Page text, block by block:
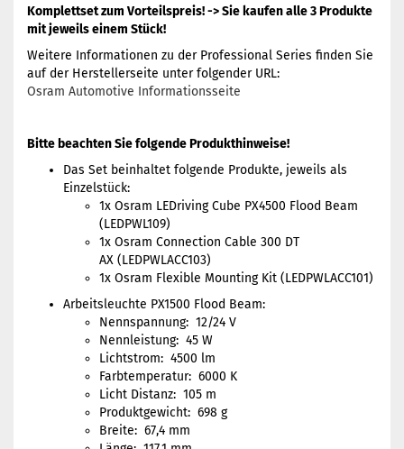
Komplettset zum Vorteilspreis! -> Sie kaufen alle 3 Produkte
mit jeweils einem Stück!
Weitere Informationen zu der Professional Series finden Sie
auf der Herstellerseite unter folgender URL:
Osram Automotive Informationsseite
Bitte beachten Sie folgende Produkthinweise!
Das Set beinhaltet folgende Produkte, jeweils als
Einzelstück:
1x Osram LEDriving Cube PX4500 Flood Beam
(LEDPWL109)
1x Osram Connection Cable 300 DT
AX (LEDPWLACC103)
1x Osram Flexible Mounting Kit (LEDPWLACC101)
Arbeitsleuchte PX1500 Flood Beam:
Nennspannung: 12/24 V
Nennleistung: 45 W
Lichtstrom: 4500 lm
Farbtemperatur: 6000 K
Licht Distanz: 105 m
Produktgewicht: 698 g
Breite: 67,4 mm